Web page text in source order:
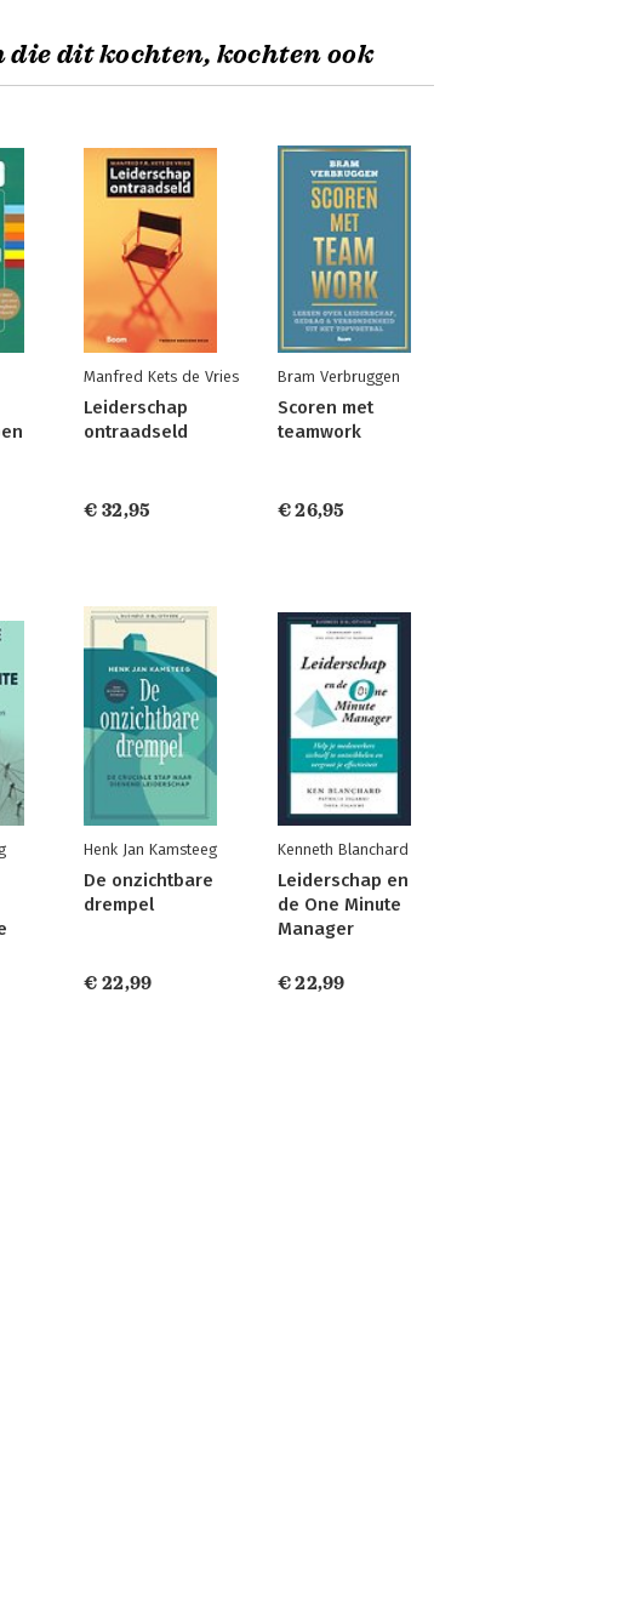
die dit kochten, kochten ook
Manfred Kets de Vries
Leiderschap
ontraadseld
€ 32,95
Bram Verbruggen
Scoren met
teamwork
€ 26,95
Henk Jan Kamsteeg
De onzichtbare
drempel
€ 22,99
Kenneth Blanchard
Leiderschap en
de One Minute
Manager
€ 22,99